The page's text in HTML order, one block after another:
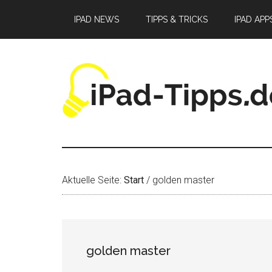
springen
springen
springen
IPAD NEWS TIPPS & TRICKS IPAD
Aktuelle Seite: Start / golden master
golden master